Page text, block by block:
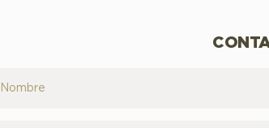
Nombre